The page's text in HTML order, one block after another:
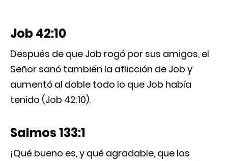
Job 42:10
Después de que Job rogó por sus amigos, el
Señor sanó también la aflicción de Job y
aumentó al doble todo lo que Job había
tenido (Job 42:10).
Salmos 133:1
¡Qué bueno es, y qué agradable, que los